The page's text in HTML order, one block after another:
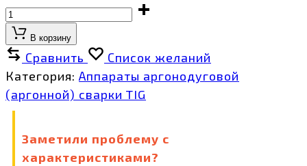
В корзину
Сравнить
Список желаний
Категория: Аппараты аргонодуговой
(аргонной) сварки TIG
Заметили проблему с
характеристиками?